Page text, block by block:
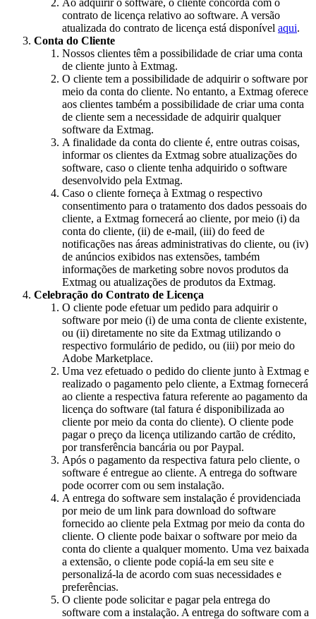
contrato de licença relativo ao software. A versão
atualizada do contrato de licença está disponível aqui.
Conta do Cliente
Nossos clientes têm a possibilidade de criar uma conta
de cliente junto à Extmag.
O cliente tem a possibilidade de adquirir o software por
meio da conta do cliente. No entanto, a Extmag oferece
aos clientes também a possibilidade de criar uma conta
de cliente sem a necessidade de adquirir qualquer
software da Extmag.
A finalidade da conta do cliente é, entre outras coisas,
informar os clientes da Extmag sobre atualizações do
software, caso o cliente tenha adquirido o software
desenvolvido pela Extmag.
Caso o cliente forneça à Extmag o respectivo
consentimento para o tratamento dos dados pessoais do
cliente, a Extmag fornecerá ao cliente, por meio (i) da
conta do cliente, (ii) de e-mail, (iii) do feed de
notificações nas áreas administrativas do cliente, ou (iv)
de anúncios exibidos nas extensões, também
informações de marketing sobre novos produtos da
Extmag ou atualizações de produtos da Extmag.
Celebração do Contrato de Licença
O cliente pode efetuar um pedido para adquirir o
software por meio (i) de uma conta de cliente existente,
ou (ii) diretamente no site da Extmag utilizando o
respectivo formulário de pedido, ou (iii) por meio do
Adobe Marketplace.
Uma vez efetuado o pedido do cliente junto à Extmag e
realizado o pagamento pelo cliente, a Extmag fornecerá
ao cliente a respectiva fatura referente ao pagamento da
licença do software (tal fatura é disponibilizada ao
cliente por meio da conta do cliente). O cliente pode
pagar o preço da licença utilizando cartão de crédito,
por transferência bancária ou por Paypal.
Após o pagamento da respectiva fatura pelo cliente, o
software é entregue ao cliente. A entrega do software
pode ocorrer com ou sem instalação.
A entrega do software sem instalação é providenciada
por meio de um link para download do software
fornecido ao cliente pela Extmag por meio da conta do
cliente. O cliente pode baixar o software por meio da
conta do cliente a qualquer momento. Uma vez baixada
a extensão, o cliente pode copiá-la em seu site e
personalizá-la de acordo com suas necessidades e
preferências.
O cliente pode solicitar e pagar pela entrega do
software com a instalação. A entrega do software com a